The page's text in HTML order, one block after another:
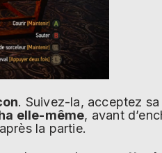
. Suivez-la, acceptez
elle-même, avant
après la partie.